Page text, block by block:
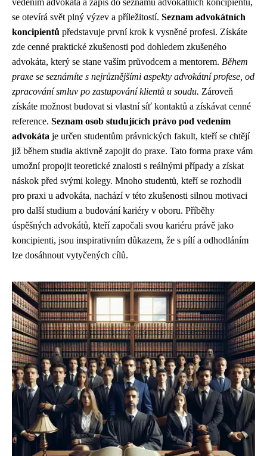
vedením advokáta a zápis do seznamu advokátních koncipientů,
se otevírá svět plný výzev a příležitostí. Seznam advokátních
koncipientů představuje první krok k vysněné profesi. Získáte
zde cenné praktické zkušenosti pod dohledem zkušeného
advokáta, který se stane vaším průvodcem a mentorem. Během
praxe se seznámíte s nejrůznějšími aspekty advokátní profese, od
zpracování smluv po zastupování klientů u soudu. Zároveň
získáte možnost budovat si vlastní síť kontaktů a získávat cenné
reference. Seznam osob studujících právo pod vedením
advokáta je určen studentům právnických fakult, kteří se chtějí
již během studia aktivně zapojit do praxe. Tato forma praxe vám
umožní propojit teoretické znalosti s reálnými případy a získat
náskok před svými kolegy. Mnoho studentů, kteří se rozhodli
pro praxi u advokáta, nachází v této zkušenosti silnou motivaci
pro další studium a budování kariéry v oboru. Příběhy
úspěšných advokátů, kteří započali svou kariéru právě jako
koncipienti, jsou inspirativním důkazem, že s pílí a odhodláním
lze dosáhnout vytyčených cílů.